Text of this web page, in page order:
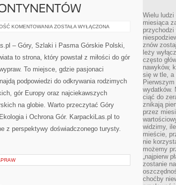
KOMENTOWANIA GÓRY
GRANICA
KONTYNENTÓW
ZOSTAŁA WYŁĄCZONA
– Góry, Szlaki i Pasma Górskie Polski,
to strona, który powstał z miłości do gór
To miejsce, gdzie pasjonaci
podpowiedzi do odkrywania rodzimych
gór Europy oraz najciekawszych
na globie. Warto przeczytać Góry
i Ochrona Gór. KarpackiLas.pl to
z perspektywy doświadczonego turysty.
Wielu ludzi
miesiąca
przychodzi
znów
leży
często
nawyków,
się w tle, a
wydatków.
ciąć do
znikają
przez
widzimy,
mieście,
nie
możemy
„najpierw
zostanie
choćby